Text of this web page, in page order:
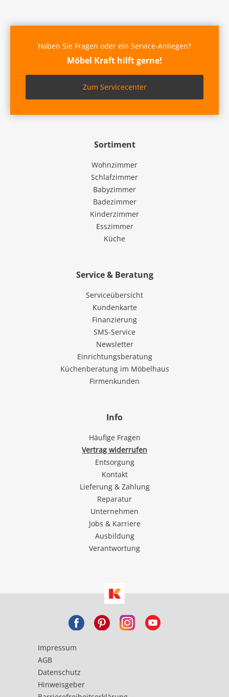
Sortiment
Wohnzimmer
Schlafzimmer
Babyzimmer
Badezimmer
Kinderzimmer
Esszimmer
Küche
Service & Beratung
Serviceübersicht
Kundenkarte
Finanzierung
SMS-Service
Newsletter
Einrichtungsberatung
Küchenberatung im Möbelhaus
Firmenkunden
Info
Häufige Fragen
Vertrag widerrufen
Entsorgung
Kontakt
Lieferung & Zahlung
Reparatur
Unternehmen
Jobs & Karriere
Ausbildung
Verantwortung
Haben Sie Fragen oder ein Service-Anliegen?
Möbel Kraft hilft gerne!
Zum Servicecenter
Impressum
AGB
Datenschutz
Hinweisgeber